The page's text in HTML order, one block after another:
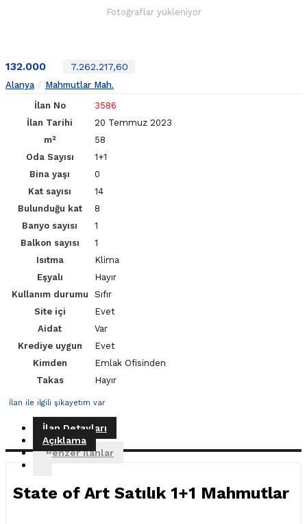
Fotoğraflar yükleniyor
132.000 7.262.217,60
Alanya
Mahmutlar Mah.
İlan No
3586
İlan Tarihi
20 Temmuz 2023
m²
58
Oda Sayısı
1+1
Bina yaşı
0
Kat sayısı
14
Bulunduğu kat
8
Banyo sayısı
1
Balkon sayısı
1
Isıtma
Klima
Eşyalı
Hayır
Kullanım durumu
Sıfır
Site içi
Evet
Aidat
Var
Krediye uygun
Evet
Kimden
Emlak Ofisinden
Takas
Hayır
İlan ile ilgili şikayetim var
İlan Detayları
Açıklama
Benzer İlanlar
State of Art Satılık 1+1 Mahmutlar